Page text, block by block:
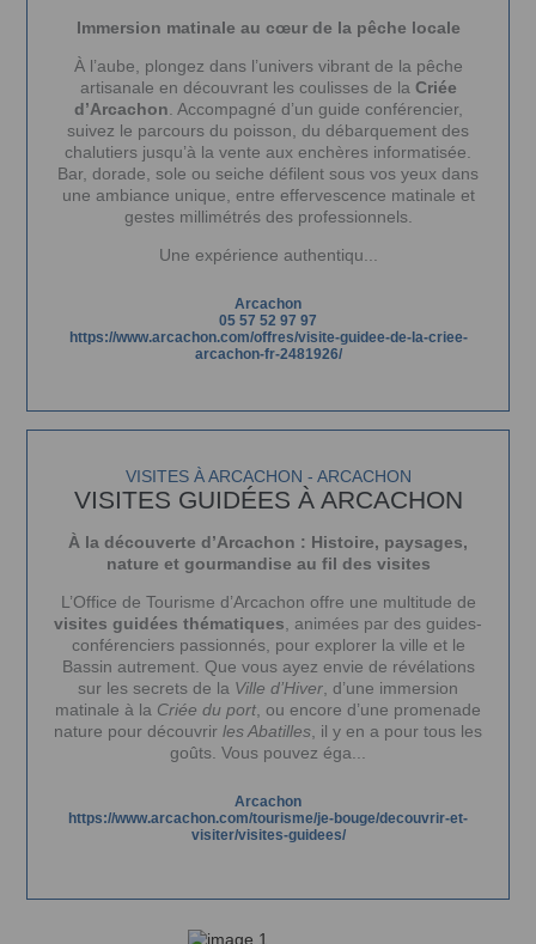
Immersion matinale au cœur de la pêche locale
À l’aube, plongez dans l’univers vibrant de la pêche
artisanale en découvrant les coulisses de la Criée
d’Arcachon . Accompagné d’un guide conférencier,
suivez le parcours du poisson, du débarquement des
chalutiers jusqu’à la vente aux enchères informatisée.
Bar, dorade, sole ou seiche défilent sous vos yeux dans
une ambiance unique, entre effervescence matinale et
gestes millimétrés des professionnels.
Une expérience authentiqu...
Arcachon
05 57 52 97 97
https://www.arcachon.com/offres/visite-guidee-de-la-criee-
arcachon-fr-2481926/
VISITES À ARCACHON - ARCACHON
VISITES GUIDÉES À ARCACHON
À la découverte d’Arcachon : Histoire, paysages,
nature et gourmandise au fil des visites
L’Office de Tourisme d’Arcachon offre une multitude de
visites guidées thématiques , animées par des guides-
conférenciers passionnés, pour explorer la ville et le
Bassin autrement. Que vous ayez envie de révélations
sur les secrets de la Ville d’Hiver , d’une immersion
matinale à la Criée du port , ou encore d’une promenade
nature pour découvrir les Abatilles , il y en a pour tous les
goûts. Vous pouvez éga...
Arcachon
https://www.arcachon.com/tourisme/je-bouge/decouvrir-et-
visiter/visites-guidees/